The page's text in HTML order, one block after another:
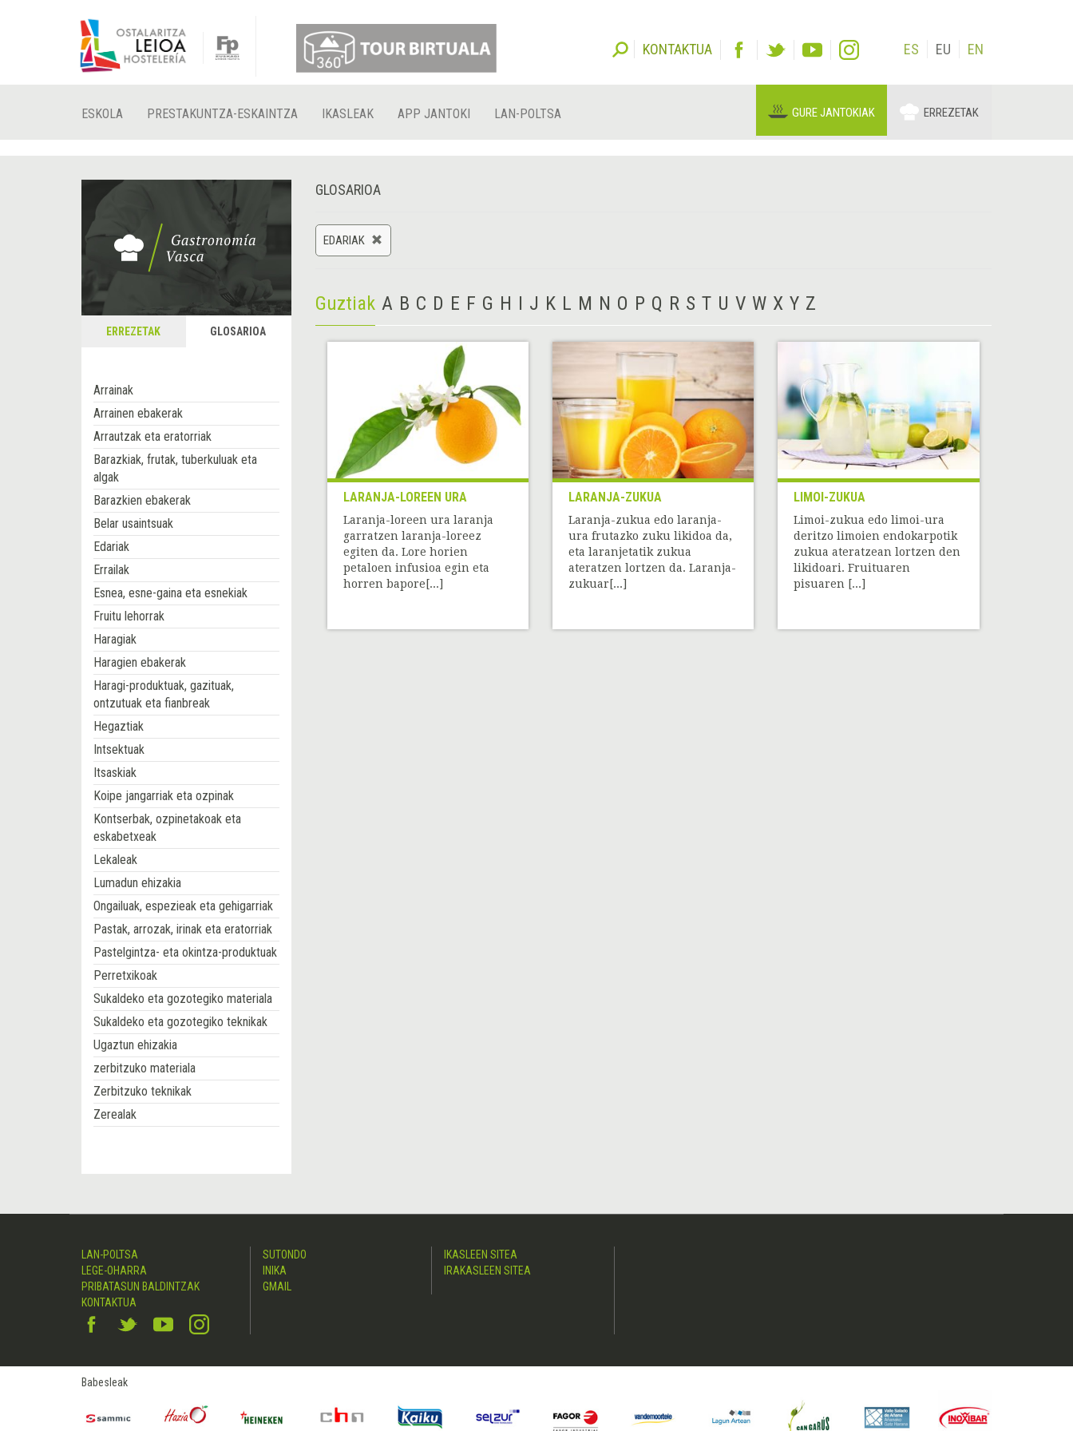
KONTAKTUA ES EU EN
ESKOLA PRESTAKUNTZA-ESKAINTZA IKASLEAK APP JANTOKI LAN-POLTSA GURE JANTOKIAK ERREZETAK
ERREZETAK GLOSARIOA
Arrainak
Arrainen ebakerak
Arrautzak eta eratorriak
Barazkiak, frutak, tuberkuluak eta
algak
Barazkien ebakerak
Belar usaintsuak
Edariak
Errailak
Esnea, esne-gaina eta esnekiak
Fruitu lehorrak
Haragiak
Haragien ebakerak
Haragi-produktuak, gazituak,
ontzutuak eta fianbreak
Hegaztiak
Intsektuak
Itsaskiak
Koipe jangarriak eta ozpinak
Kontserbak, ozpinetakoak eta
eskabetxeak
Lekaleak
Lumadun ehizakia
Ongailuak, espezieak eta gehigarriak
Pastak, arrozak, irinak eta eratorriak
Pastelgintza- eta okintza-produktuak
Perretxikoak
Sukaldeko eta gozotegiko materiala
Sukaldeko eta gozotegiko teknikak
Ugaztun ehizakia
zerbitzuko materiala
Zerbitzuko teknikak
Zerealak
GLOSARIOA
EDARIAK
Guztiak A B C D E F G H I J K L M N O P Q R S T U V W X Y Z
LARANJA-LOREEN URA
Laranja-loreen ura laranja
garratzen laranja-loreez
egiten da. Lore horien
petaloen infusioa egin eta
horren bapore[...]
LARANJA-ZUKUA
Laranja-zukua edo laranja-
ura frutazko zuku likidoa da,
eta laranjetatik zukua
ateratzen lortzen da. Laranja-
zukuar[...]
LIMOI-ZUKUA
Limoi-zukua edo limoi-ura
deritzo limoien endokarpotik
zukua ateratzean lortzen den
likidoari. Fruituaren
pisuaren [...]
LAN-POLTSA
LEGE-OHARRA
PRIBATASUN BALDINTZAK
KONTAKTUA
SUTONDO
INIKA
GMAIL
IKASLEEN SITEA
IRAKASLEEN SITEA
Babesleak